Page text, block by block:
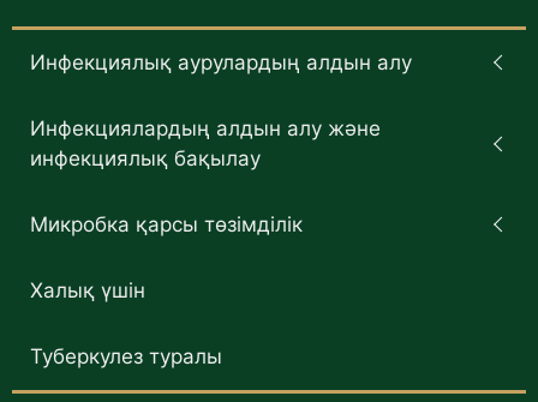
Инфекциялық аурулардың алдын алу
Инфекциялардың алдын алу және
инфекциялық бақылау
Микробка қарсы төзімділік
Халық үшін
Туберкулез туралы